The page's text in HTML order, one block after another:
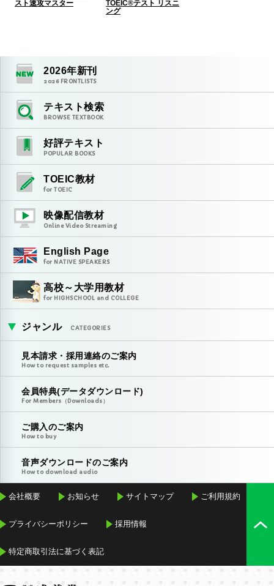
スト速攻マスター
TOEIC®テスト リスニ
ング
2026年新刊
2026FRONTLISTS
テキスト検索
BROWSE TEXTBOOK
好評テキスト
POPULAR BOOKS
TOEIC教材
for TOEIC
映像配信教材
Online Video Streaming
English Page
for NATIVE SPEAKERS
高校～大学用教材
for HIGHSCHOOL and COLLEGE
ジャンル CATEGORIES
見本請求・採用連絡のご案内
How to request samples etc.
会員特典(データダウンロード)
For Members（Downloads）
ご購入のご案内
How to buy
音声ダウンロードのご案内
How to download audio
会社概要 お知らせ サイトマップ ご利用規約
プライバシーポリシー 採用情報
特定商取引法に基づく表記